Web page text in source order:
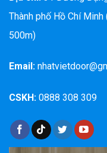
Thành phố Hồ Chí
500m)
Email:
CSKH: 0888 308 309